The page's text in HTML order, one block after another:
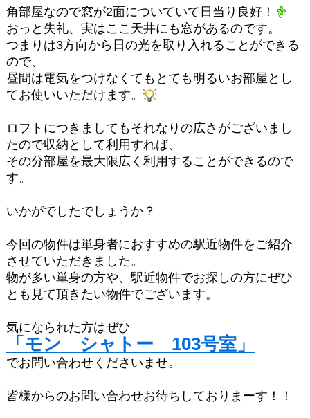
角部屋なので窓が2面についていて日当り良好！
おっと失礼、実はここ天井にも窓があるのです。
つまりは3方向から日の光を取り入れることができる
ので、
昼間は電気をつけなくてもとても明るいお部屋とし
てお使いいただけます。
ロフトにつきましてもそれなりの広さがございまし
たので収納として利用すれば、
その分部屋を最大限広く利用することができるので
す。
いかがでしたでしょうか？
今回の物件は単身者におすすめの駅近物件をご紹介
させていただきました。
物が多い単身の方や、駅近物件でお探しの方にぜひ
とも見て頂きたい物件でございます。
気になられた方はぜひ
「モン シャトー 103号室」
でお問い合わせくださいませ。
皆様からのお問い合わせお待ちしておりまーす！！